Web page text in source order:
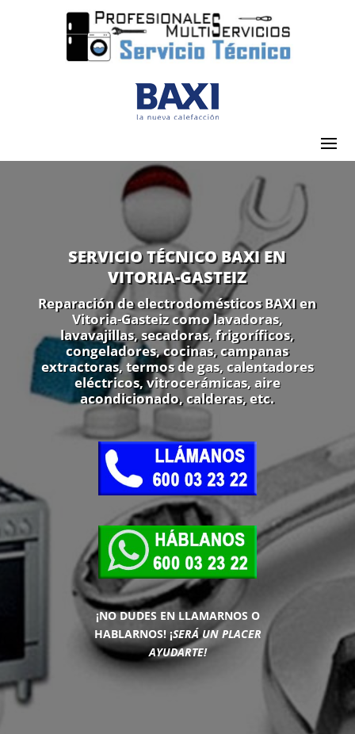
SERVICIO TÉCNICO BAXI EN
VITORIA-GASTEIZ
Reparación de electrodomésticos BAXI en
Vitoria-Gasteiz como lavadoras,
lavavajillas, secadoras, frigoríficos,
congeladores, cocinas, campanas
extractoras, termos de gas, calentadores
eléctricos, vitrocerámicas, aire
acondicionado, calderas, etc.
¡NO DUDES EN LLAMARNOS O
HABLARNOS! ¡SERÁ UN PLACER
AYUDARTE!